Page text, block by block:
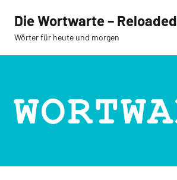
Inhalt
springen
Die Wortwarte – Reloaded
Wörter für heute und morgen